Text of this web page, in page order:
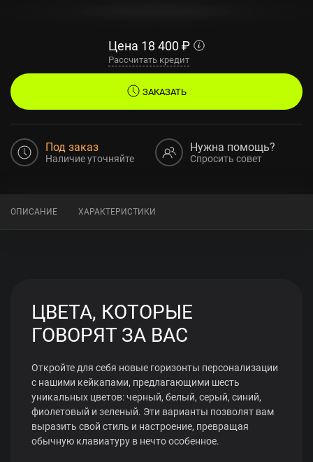
Цена 18 400 ₽
Рассчитать кредит
ЗАКАЗАТЬ
Под заказ
Наличие уточняйте
Нужна помощь?
Спросить совет
ОПИСАНИЕ ХАРАКТЕРИСТИКИ
ЦВЕТА, КОТОРЫЕ
ГОВОРЯТ ЗА ВАС
Откройте для себя новые горизонты персонализации
с нашими кейкапами, предлагающими шесть
уникальных цветов: черный, белый, серый, синий,
фиолетовый и зеленый. Эти варианты позволят вам
выразить свой стиль и настроение, превращая
обычную клавиатуру в нечто особенное.